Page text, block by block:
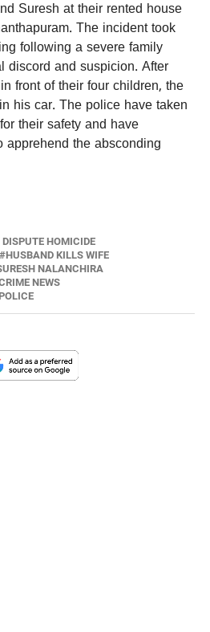
Suresh at their rented house
The incident took
following a severe family
discord and suspicion. After
front of their four children, the
his car. The police have taken
their safety and have
apprehend the absconding
DISPUTE HOMICIDE
HUSBAND KILLS WIFE
NALANCHIRA
NEWS